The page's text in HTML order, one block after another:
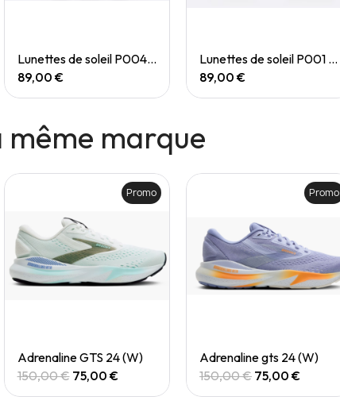
Quick View
Lunettes de soleil P004 Small
89,00 €
Quick View
Lunettes de soleil P001 Small
89,00 €
même marque
Quick View
Promo
Adrenaline GTS 24 (W)
150,00 € 75,00 €
Quick View
Promo
Adrenaline gts 24 (W)
150,00 € 75,00 €